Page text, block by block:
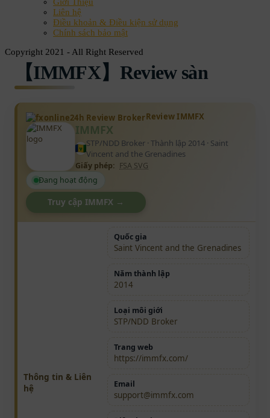
Liên hệ
Điều khoản & Điều kiện sử dụng
Chính sách bảo mật
Copyright 2021 - All Right Reserved
【IMMFX】Review sàn
Review IMMFX
IMMFX
STP/NDD Broker · Thành lập 2014 · Saint
Vincent and the Grenadines
Giấy phép: FSA SVG
Đang hoạt động
Truy cập IMMFX →
Thông tin & Liên
hệ
Quốc gia
Saint Vincent and the Grenadines
Năm thành lập
2014
Loại môi giới
STP/NDD Broker
Trang web
https://immfx.com/
Email
support@immfx.com